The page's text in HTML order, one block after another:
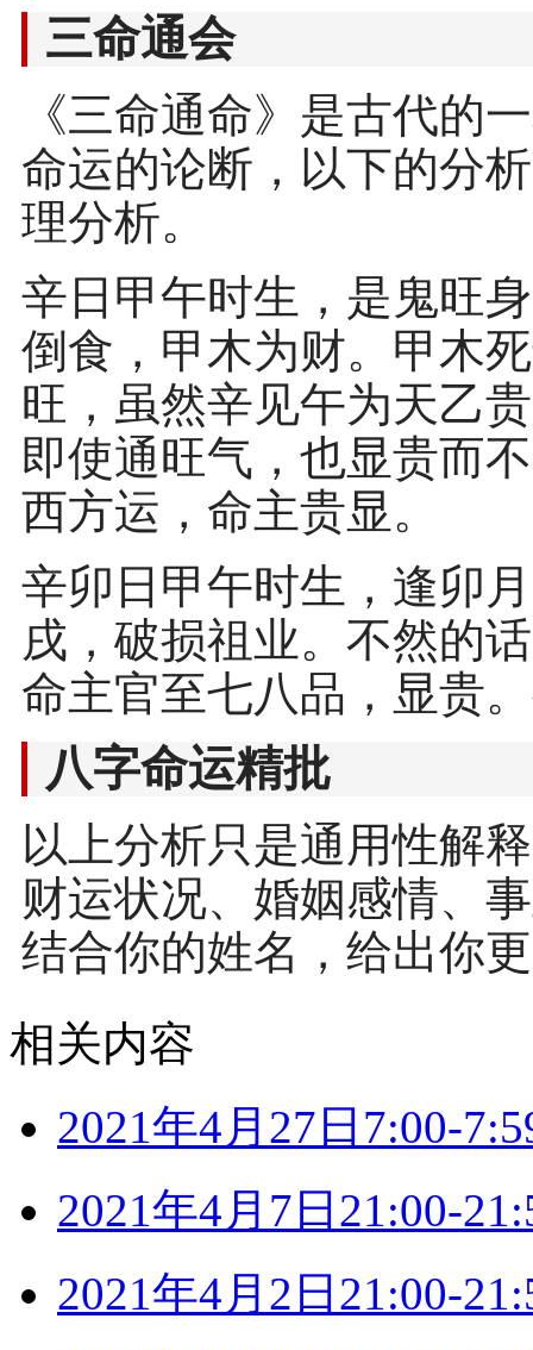
三命通会
《三命通命》是古代的
命运的论断，以下的分
理分析。
辛日甲午时生，是鬼旺
倒食，甲木为财。甲木
旺，虽然辛见午为天乙
即使通旺气，也显贵而
西方运，命主贵显。
辛卯日甲午时生，逢卯
戌，破损祖业。不然的
命主官至七八品，显贵
八字命运精批
以上分析只是通用性解
财运状况、婚姻感情、
结合你的姓名，给出你
相关内容
2021年4月27日7:00-
2021年4月7日21:00-
2021年4月2日21:00-